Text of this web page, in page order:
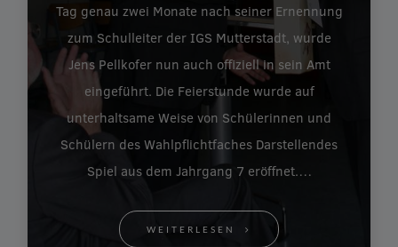
Tag genau zwei Monate nach seiner Ernennung
zum Schulleiter der IGS Mutterstadt, wurde
Jens Pellkofer nun auch offiziell in sein Amt
eingeführt. Die Feierstunde wurde auf
unterhaltsame Weise von Schülerinnen und
Schülern des Wahlpflichtfaches Darstellendes
Spiel aus dem Jahrgang 7 eröffnet.…
WEITERLESEN